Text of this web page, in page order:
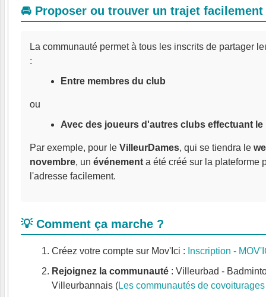
🚘 Proposer ou trouver un trajet facilement
La communauté permet à tous les inscrits de partager
:
Entre membres du club
ou
Avec des joueurs d'autres clubs effectuant le
Par exemple, pour le VilleurDames, qui se tiendra le
novembre, un événement a été créé sur la plateforme
l'adresse facilement.
💡 Comment ça marche ?
Créez votre compte sur Mov'Ici : Inscription -
Rejoignez la communauté : Villeurbad -
Villeurbannais (Les communautés de